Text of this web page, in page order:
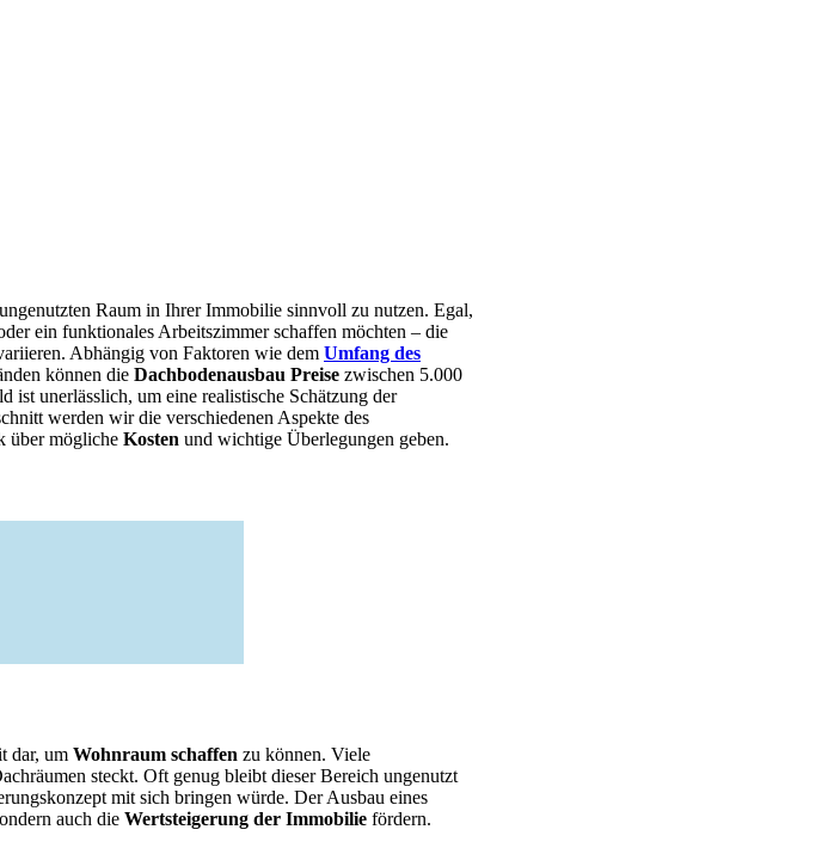
Raum in Ihrer Immobilie sinnvoll zu nutzen. Egal,
ein funktionales Arbeitszimmer schaffen möchten – die
Abhängig von Faktoren wie dem Umfang des
können die Dachbodenausbau Preise zwischen 5.000
ist unerlässlich, um eine realistische Schätzung der
werden wir die verschiedenen Aspekte des
über mögliche Kosten und wichtige Überlegungen geben.
dar, um Wohnraum schaffen zu können. Viele
steckt. Oft genug bleibt dieser Bereich ungenutzt
mit sich bringen würde. Der Ausbau eines
auch die Wertsteigerung der Immobilie fördern.